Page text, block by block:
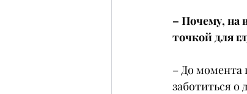
– Почему, на
точкой для
– До момента
заботиться о